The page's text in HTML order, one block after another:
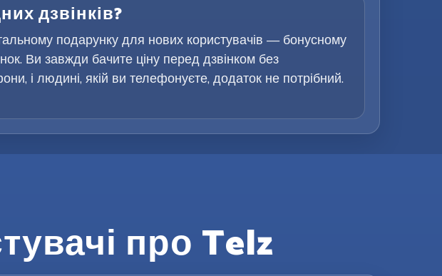
дзвінків?
подарунку для нових користувачів — бонусному
Ви завжди бачите ціну перед дзвінком без
і людині, якій ви телефонуєте, додаток не потрібний.
про Telz